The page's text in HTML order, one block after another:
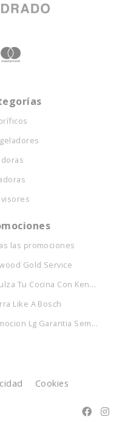
las promociones
Gold Service
Tu Cocina Con Ken...
Like A Bosch
Lg Garantia Sem...
Cookies
 